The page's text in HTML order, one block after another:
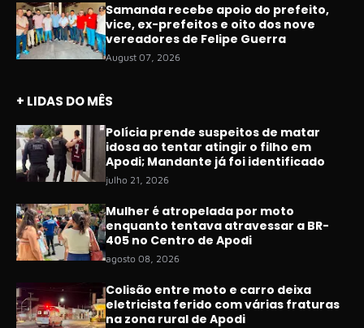
Samanda recebe apoio do prefeito,
vice, ex-prefeitos e oito dos nove
vereadores de Felipe Guerra
August 07, 2026
+ LIDAS DO MÊS
Polícia prende suspeitos de matar
idosa ao tentar atingir o filho em
Apodi; Mandante já foi identificado
julho 21, 2026
Mulher é atropelada por moto
enquanto tentava atravessar a BR-
405 no Centro de Apodi
agosto 08, 2026
Colisão entre moto e carro deixa
eletricista ferido com várias fraturas
na zona rural de Apodi